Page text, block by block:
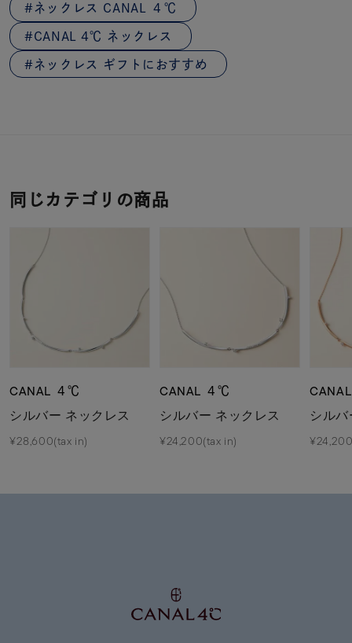
ネックレス CANAL ４℃
CANAL 4℃ ネックレス
ネックレス ギフトにおすすめ
同じカテゴリの商品
CANAL ４℃
シルバー ネックレス
¥28,600(tax in)
CANAL ４℃
シルバー ネックレス
¥24,200(tax in)
シル